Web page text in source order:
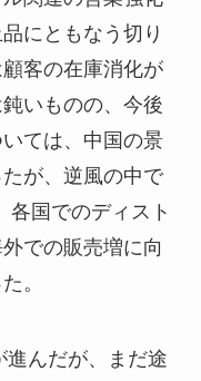
にともなう切り
客の在庫消化が
いものの、今後
ては、中国の景
が、逆風の中で
各国でのディスト
での販売増に向
。
進んだが、まだ途